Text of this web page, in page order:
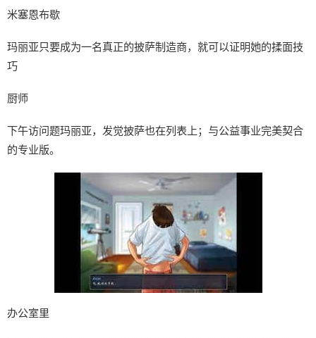
米塞恩布歇
玛丽亚只要成为一名真正的披萨制造商，就可以证明她的揉面技
巧
厨师
下午访问题玛丽亚，发觉披萨也在列表上；与公益事业完美契合
的专业版。
办公室里